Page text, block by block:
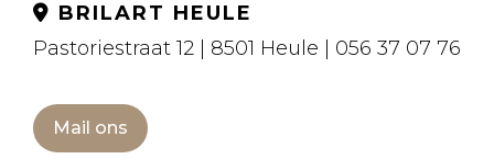
BRILART HEULE
Pastoriestraat 12 | 8501 Heule | 056 37 07 76
Mail ons